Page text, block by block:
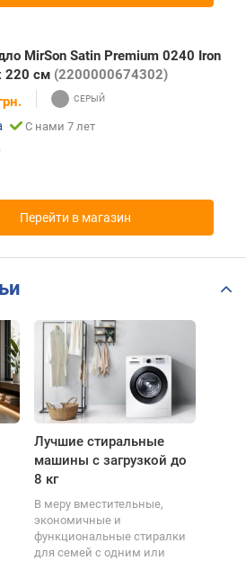
MirSon Satin Premium 0240 Iron
220 см (2200000674302)
С нами 7 лет
Перейти в магазин
Лучшие стиральные
машины с загрузкой до
8 кг
В меру вместительные,
экономичные и
функциональные стиралки
для семей с одним или